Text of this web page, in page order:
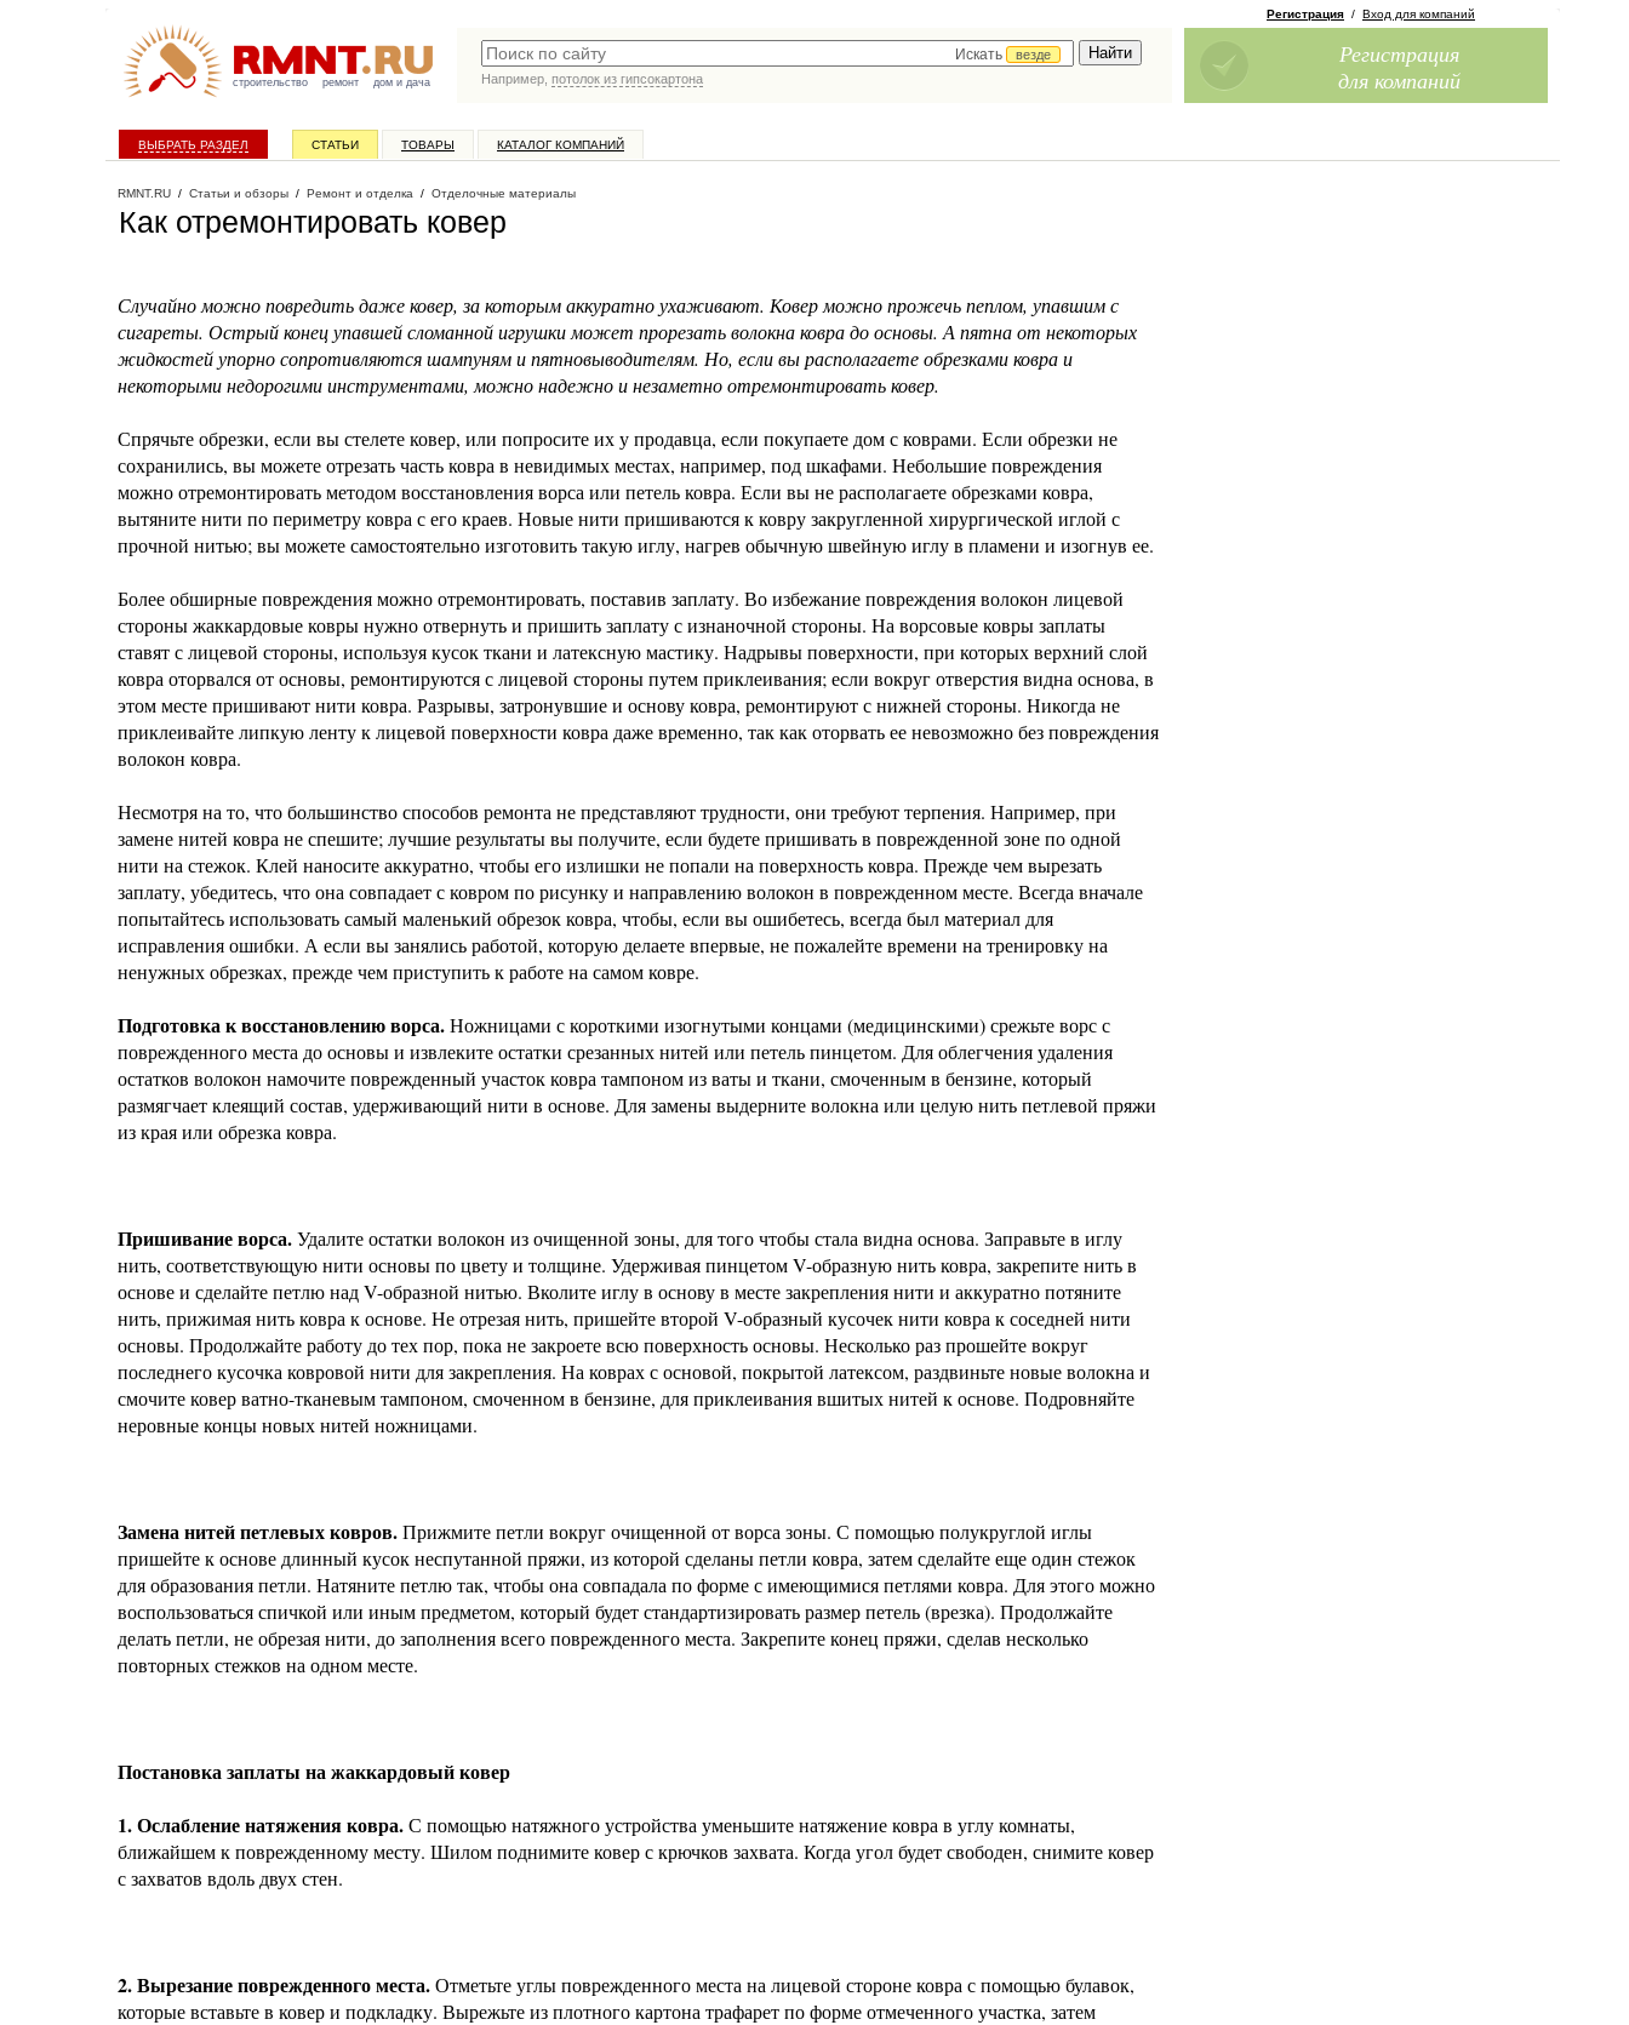
строительство ремонт дом и дача
Искать
везде
Например, потолок из гипсокартона
Регистрация / Вход для компаний
Регистрация
для компаний
ВЫБРАТЬ РАЗДЕЛ СТАТЬИ ТОВАРЫ КАТАЛОГ КОМПАНИЙ
RMNT.RU / Статьи и обзоры / Ремонт и отделка / Отделочные материалы
Как отремонтировать ковер
Случайно можно повредить даже ковер, за которым аккуратно ухаживают. Ковер можно прожечь пеплом, упавшим с
сигареты. Острый конец упавшей сломанной игрушки может прорезать волокна ковра до основы. А пятна от некоторых
жидкостей упорно сопротивляются шампуням и пятновыводителям. Но, если вы располагаете обрезками ковра и
некоторыми недорогими инструментами, можно надежно и незаметно отремонтировать ковер.
Спрячьте обрезки, если вы стелете ковер, или попросите их у продавца, если покупаете дом с коврами. Если обрезки не
сохранились, вы можете отрезать часть ковра в невидимых местах, например, под шкафами. Небольшие повреждения
можно отремонтировать методом восстановления ворса или петель ковра. Если вы не располагаете обрезками ковра,
вытяните нити по периметру ковра с его краев. Новые нити пришиваются к ковру закругленной хирургической иглой с
прочной нитью; вы можете самостоятельно изготовить такую иглу, нагрев обычную швейную иглу в пламени и изогнув ее.
Более обширные повреждения можно отремонтировать, поставив заплату. Во избежание повреждения волокон лицевой
стороны жаккардовые ковры нужно отвернуть и пришить заплату с изнаночной стороны. На ворсовые ковры заплаты
ставят с лицевой стороны, используя кусок ткани и латексную мастику. Надрывы поверхности, при которых верхний слой
ковра оторвался от основы, ремонтируются с лицевой стороны путем приклеивания; если вокруг отверстия видна основа, в
этом месте пришивают нити ковра. Разрывы, затронувшие и основу ковра, ремонтируют с нижней стороны. Никогда не
приклеивайте липкую ленту к лицевой поверхности ковра даже временно, так как оторвать ее невозможно без повреждения
волокон ковра.
Несмотря на то, что большинство способов ремонта не представляют трудности, они требуют терпения. Например, при
замене нитей ковра не спешите; лучшие результаты вы получите, если будете пришивать в поврежденной зоне по одной
нити на стежок. Клей наносите аккуратно, чтобы его излишки не попали на поверхность ковра. Прежде чем вырезать
заплату, убедитесь, что она совпадает с ковром по рисунку и направлению волокон в поврежденном месте. Всегда вначале
попытайтесь использовать самый маленький обрезок ковра, чтобы, если вы ошибетесь, всегда был материал для
исправления ошибки. А если вы занялись работой, которую делаете впервые, не пожалейте времени на тренировку на
ненужных обрезках, прежде чем приступить к работе на самом ковре.
Подготовка к восстановлению ворса.Ножницами с короткими изогнутыми концами (медицинскими) срежьте ворс с
поврежденного места до основы и извлеките остатки срезанных нитей или петель пинцетом. Для облегчения удаления
остатков волокон намочите поврежденный участок ковра тампоном из ваты и ткани, смоченным в бензине, который
размягчает клеящий состав, удерживающий нити в основе. Для замены выдерните волокна или целую нить петлевой пряжи
из края или обрезка ковра.
Пришивание ворса.Удалите остатки волокон из очищенной зоны, для того чтобы стала видна основа. Заправьте в иглу
нить, соответствующую нити основы по цвету и толщине. Удерживая пинцетом V-образную нить ковра, закрепите нить в
основе и сделайте петлю над V-образной нитью. Вколите иглу в основу в месте закрепления нити и аккуратно потяните
нить, прижимая нить ковра к основе. Не отрезая нить, пришейте второй V-образный кусочек нити ковра к соседней нити
основы. Продолжайте работу до тех пор, пока не закроете всю поверхность основы. Несколько раз прошейте вокруг
последнего кусочка ковровой нити для закрепления. На коврах с основой, покрытой латексом, раздвиньте новые волокна и
смочите ковер ватно-тканевым тампоном, смоченном в бензине, для приклеивания вшитых нитей к основе. Подровняйте
неровные концы новых нитей ножницами.
Замена нитей петлевых ковров.Прижмите петли вокруг очищенной от ворса зоны. С помощью полукруглой иглы
пришейте к основе длинный кусок неспутанной пряжи, из которой сделаны петли ковра, затем сделайте еще один стежок
для образования петли. Натяните петлю так, чтобы она совпадала по форме с имеющимися петлями ковра. Для этого можно
воспользоваться спичкой или иным предметом, который будет стандартизировать размер петель (врезка). Продолжайте
делать петли, не обрезая нити, до заполнения всего поврежденного места. Закрепите конец пряжи, сделав несколько
повторных стежков на одном месте.
Постановка заплаты на жаккардовый ковер
1. Ослабление натяжения ковра.С помощью натяжного устройства уменьшите натяжение ковра в углу комнаты,
ближайшем к поврежденному месту. Шилом поднимите ковер с крючков захвата. Когда угол будет свободен, снимите ковер
с захватов вдоль двух стен.
2. Вырезание поврежденного места.Отметьте углы поврежденного места на лицевой стороне ковра с помощью булавок,
которые вставьте в ковер и подкладку. Вырежьте из плотного картона трафарет по форме отмеченного участка, затем